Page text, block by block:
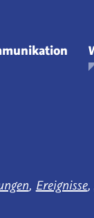
zu
, Ereignisse,